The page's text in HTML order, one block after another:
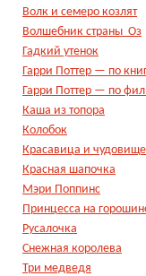
Волк и семеро козлят
Волшебник страны Оз
Гадкий утенок
Гарри Поттер — по
Гарри Поттер — по
Каша из топора
Колобок
Красавица и чудовище
Красная шапочка
Мэри Поппинс
Принцесса на
Русалочка
Снежная королева
Три медведя